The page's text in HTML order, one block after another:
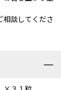
相談してくださ